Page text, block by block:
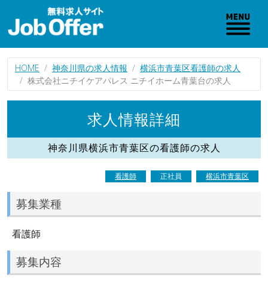
HOME 神奈川県の求人情報
横浜市青葉区看護師の求人
株式会社ニチイケアパレス ニチイホーム青葉台の求人
求人情報詳細
神奈川県横浜市青葉区の看護師の求人
看護師 正社員 横浜市青葉区
募集業種
看護師
募集内容